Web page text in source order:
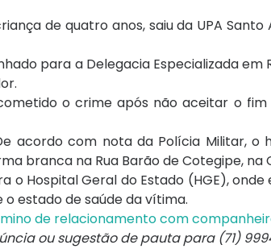
de quatro anos, saiu da UPA
para a Delegacia Especializada em
o crime após não aceitar o
acordo com nota da Polícia Militar, o
branca na Rua Barão de Cotegipe, na
Hospital Geral do Estado (HGE),
estado de saúde da vítima.
de relacionamento com
ou sugestão de pauta para (71)